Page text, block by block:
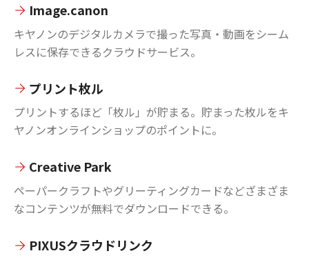
Image.canon
キヤノンのデジタルカメラで撮った写真・動画をシーム
レスに保存できるクラウドサービス。
プリント枚ル
プリントするほど「枚ル」が貯まる。貯まった枚ルをキ
ヤノンオンラインショップのポイントに。
Creative Park
ペーパークラフトやグリーティングカードなどざまざま
なコンテンツが無料でダウンロードできる。
PIXUSクラウドリンク